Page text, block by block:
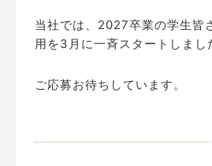
当社では、2027卒業の学生皆
用を3月に一斉スタートしまし
ご応募お待ちしています。